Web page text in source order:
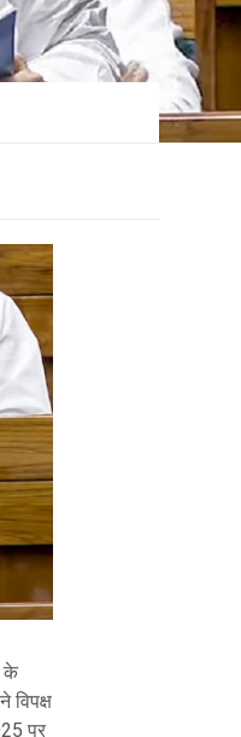
के
विपक्ष
पर